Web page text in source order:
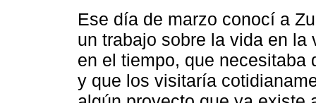
Ese día de marzo conocí a
un trabajo sobre la vida en
en el tiempo, que necesitaba
y que los visitaría